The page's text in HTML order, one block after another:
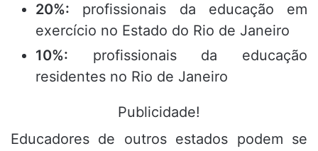
20%: profissionais da educação em
exercício no Estado do Rio de Janeiro
10%: profissionais da educação
residentes no Rio de Janeiro
Publicidade!
Educadores de outros estados podem se